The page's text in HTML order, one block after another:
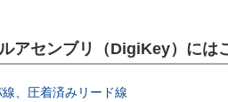
アセンブリ（DigiKey）には
、圧着済みリード線